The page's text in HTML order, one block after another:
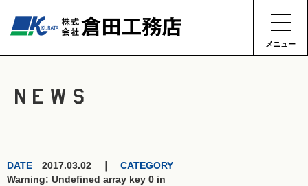
メニュー
NEWS
DATE 2017.03.02 ｜ CATEGORY
Warning: Undefined array key 0 in